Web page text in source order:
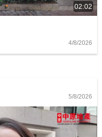
02:02
4/8/2026
5/8/2026